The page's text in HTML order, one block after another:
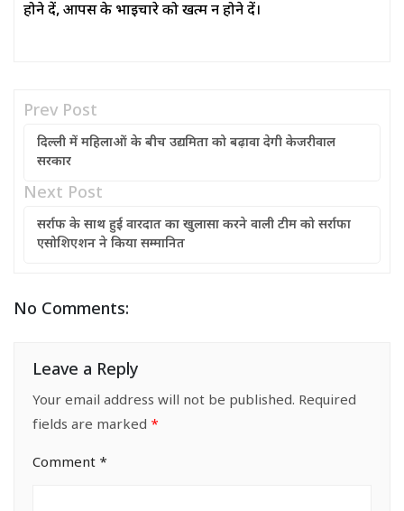
होने दें, आपस के भाईचारे को खत्म न होने दें।
Prev Post
दिल्ली में महिलाओं के बीच उद्यमिता को बढ़ावा देगी केजरीवाल
सरकार
Next Post
सर्राफ के साथ हुई वारदात का खुलासा करने वाली टीम को सर्राफा
एसोशिएशन ने किया सम्मानित
No Comments:
Leave a Reply
Your email address will not be published. Required
fields are marked *
Comment *